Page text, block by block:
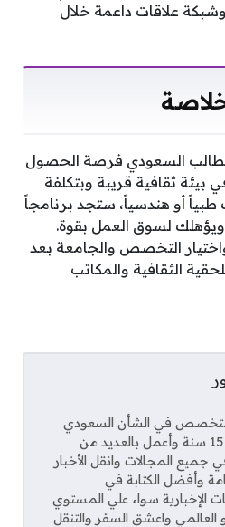
علاقات داعمة خلال
السعودي فرصة الحصول
ثقافية قريبة وبتكلفة
أو هندسياً، ستجد برنامجاً
لسوق العمل بقوة.
التخصص والجامعة بعد
الثقافية والمكاتب
في الشأن السعودي
أكتب من 15 سنة وأعمل بالعديد من
جميع المجالات وانقل الأخبار
وأفضل الكتابة في
الإخبارية سواء علي المستوي
العالمي واعشق السفر والتنقل